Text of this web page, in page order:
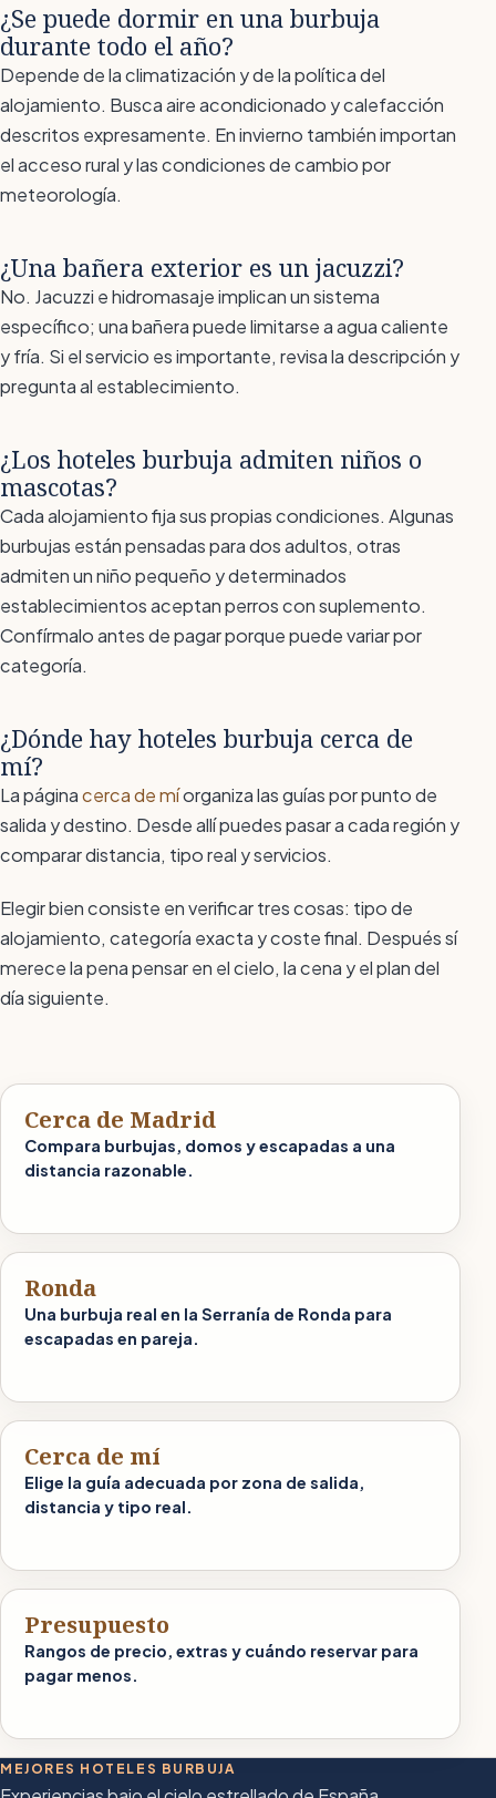
¿Se puede dormir en una burbuja
durante todo el año?
Depende de la climatización y de la política del
alojamiento. Busca aire acondicionado y calefacción
descritos expresamente. En invierno también importan
el acceso rural y las condiciones de cambio por
meteorología.
¿Una bañera exterior es un jacuzzi?
No. Jacuzzi e hidromasaje implican un sistema
específico; una bañera puede limitarse a agua caliente
y fría. Si el servicio es importante, revisa la descripción y
pregunta al establecimiento.
¿Los hoteles burbuja admiten niños o
mascotas?
Cada alojamiento fija sus propias condiciones. Algunas
burbujas están pensadas para dos adultos, otras
admiten un niño pequeño y determinados
establecimientos aceptan perros con suplemento.
Confírmalo antes de pagar porque puede variar por
categoría.
¿Dónde hay hoteles burbuja cerca de
mí?
La páginacerca de míorganiza las guías por punto de
salida y destino. Desde allí puedes pasar a cada región y
comparar distancia, tipo real y servicios.
Elegir bien consiste en verificar tres cosas: tipo de
alojamiento, categoría exacta y coste final. Después sí
merece la pena pensar en el cielo, la cena y el plan del
día siguiente.
Cerca de Madrid
Compara burbujas, domos y escapadas a una
distancia razonable.
Ronda
Una burbuja real en la Serranía de Ronda para
escapadas en pareja.
Cerca de mí
Elige la guía adecuada por zona de salida,
distancia y tipo real.
Presupuesto
Rangos de precio, extras y cuándo reservar para
pagar menos.
MEJORES HOTELES BURBUJA